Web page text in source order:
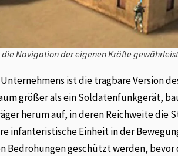
die Navigation der eigenen Kräfte
ist die tragbare Version
größer als ein Soldatenfunkgerät,
herum auf, in deren Reichweite die
infanteristische Einheit in der
Bedrohungen geschützt werden,